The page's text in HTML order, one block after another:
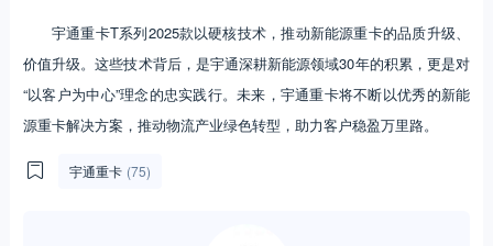
宇通重卡T系列2025款以硬核技术，推动新能源重卡的品质升级、
价值升级。这些技术背后，是宇通深耕新能源领域30年的积累，更是对
“以客户为中心”理念的忠实践行。未来，宇通重卡将不断以优秀的新能
源重卡解决方案，推动物流产业绿色转型，助力客户稳盈万里路。
宇通重卡 (75)